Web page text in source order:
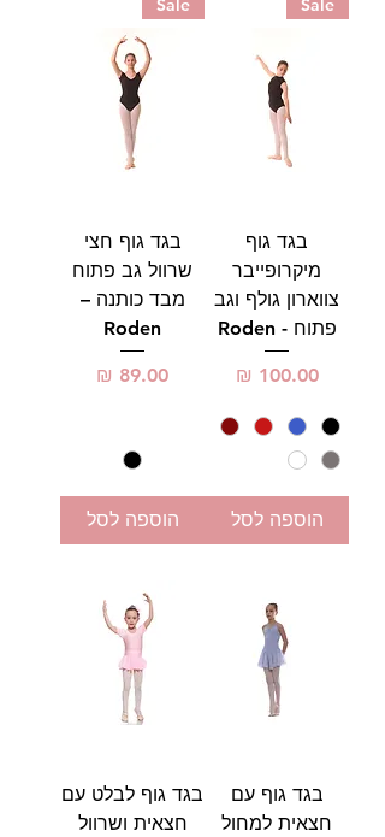
Sale
בגד גוף
מיקרופייבר
צווארון גולף וגב
פתוח - Roden
מחיר‏100.00 ‏₪
הוספה לסל
Sale
בגד גוף חצי
שרוול גב פתוח
מבד כותנה –
Roden
מחיר
הוספה לסל
בגד גוף עם
חצאית למחול
בגד גוף לבלט עם
חצאית ושרוול